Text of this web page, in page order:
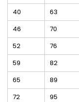
40
63
46
70
52
76
59
82
65
89
72
95